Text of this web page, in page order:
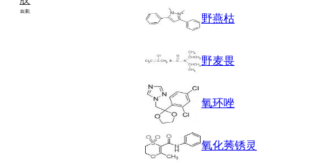
腈
野燕枯
野麦畏
氧环唑
氧化莠锈灵